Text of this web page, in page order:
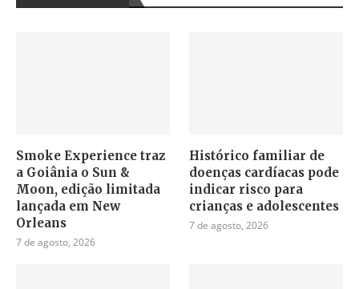
Smoke Experience traz
a Goiânia o Sun &
Moon, edição limitada
lançada em New
Orleans
7 de agosto, 2026
Histórico familiar de
doenças cardíacas pode
indicar risco para
crianças e adolescentes
7 de agosto, 2026